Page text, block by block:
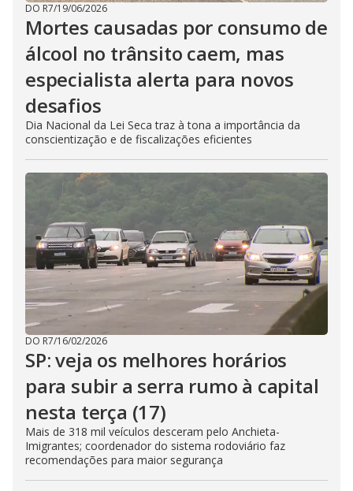
DO R7/19/06/2026
Mortes causadas por consumo de
álcool no trânsito caem, mas
especialista alerta para novos
desafios
Dia Nacional da Lei Seca traz à tona a importância da
conscientização e de fiscalizações eficientes
DO R7/16/02/2026
SP: veja os melhores horários
para subir a serra rumo à capital
nesta terça (17)
Mais de 318 mil veículos desceram pelo Anchieta-
Imigrantes; coordenador do sistema rodoviário faz
recomendações para maior segurança